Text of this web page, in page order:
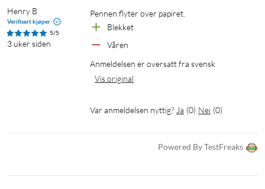
Henry B
Verifisert kjøper
5/5
3 uker siden
Pennen flyter over papiret.
Blekket
Våren
Anmeldelsen er oversatt fra svensk
Vis original
Var anmeldelsen nyttig? Ja (0) Nei (0)
Powered By TestFreaks